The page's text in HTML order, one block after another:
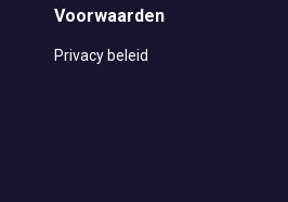
Voorwaarden
Privacy beleid